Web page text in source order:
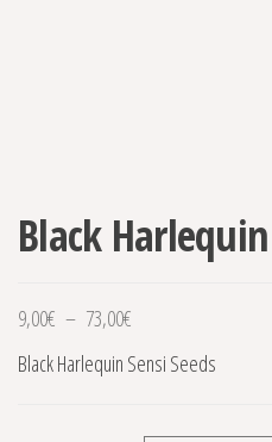
Black
9,00€ – 73,00€
Black Harlequin Sensi Seeds